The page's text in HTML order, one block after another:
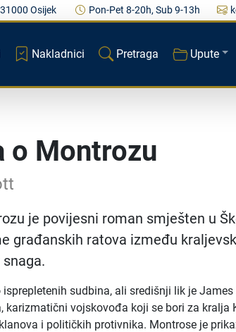
Osijek Pon-Pet 8-20h, Sub 9-13h
Nakladnici Pretraga Upute
o Montrozu
je povijesni roman smješten u
građanskih ratova između
sudbina, ali središnji lik je James
karizmatični vojskovođa koji se bori za kralja
i političkih protivnika. Montrose je